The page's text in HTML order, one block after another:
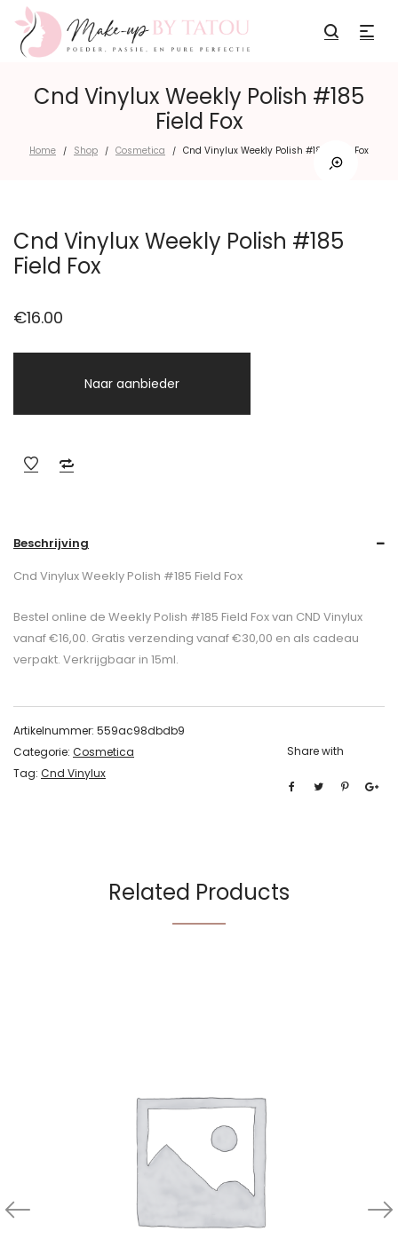
Cnd Vinylux Weekly Polish #185
Field Fox
Home / Shop / Cosmetica / Cnd Vinylux Weekly Polish #185 Field Fox
Cnd Vinylux Weekly Polish #185
Field Fox
€16.00
Naar aanbieder
Beschrijving
Cnd Vinylux Weekly Polish #185 Field Fox
Bestel online de Weekly Polish #185 Field Fox van CND Vinylux
vanaf €16,00. Gratis verzending vanaf €30,00 en als cadeau
verpakt. Verkrijgbaar in 15ml.
Artikelnummer: 559ac98dbdb9
Categorie: Cosmetica
Tag: Cnd Vinylux
Share with
Related Products